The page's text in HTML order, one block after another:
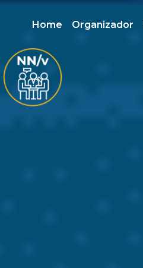
Home Organizador